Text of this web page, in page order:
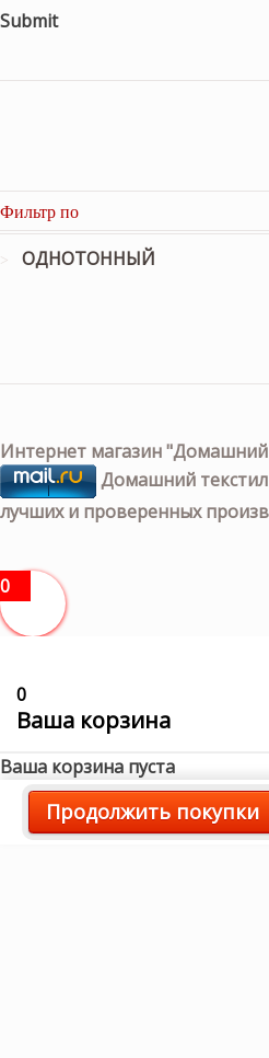
Submit
Фильтр по
ОДНОТОННЫЙ
Интернет магазин "Домашний
Домашний
лучших и проверенных
0
0
Ваша корзина
Ваша корзина пуста
Продолжить покупки